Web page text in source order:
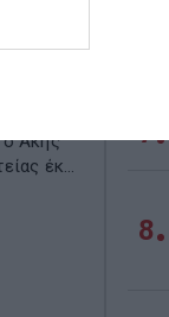
ΟΟΣΑ
ο Άκης
έκ...
7
8